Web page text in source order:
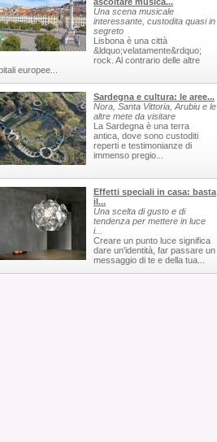
Una scena musicale
interessante, custodita quasi in
segreto
Lisbona è una città
&ldquo;velatamente&rdquo;
rock. Al contrario delle altre
europee...
Sardegna e cultura: le aree...
Nora, Santa Vittoria, Arubiu e le
altre mete da visitare
La Sardegna è una terra
antica, dove sono custoditi
reperti e testimonianze di
immenso pregio...
Effetti speciali in casa: basta
il...
Una scelta di gusto e di
tendenza per mettere in luce
i...
Creare un punto luce significa
dare un'identità, far passare un
messaggio di te e della tua...